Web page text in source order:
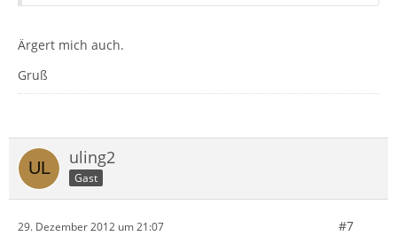
Ärgert mich auch.
Gruß
uling2
Gast
29. Dezember 2012 um 21:07 #7